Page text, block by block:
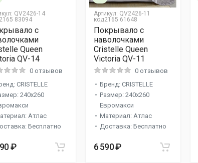
QV2426-14
83094
с
Queen
QV-14
0 отзывов
CRISTELLE
240x260
Атлас
Бесплатно
₽
Артикул: QV2426-11
код2165 61648
Покрывало с
наволочками
Cristelle Queen
Victoria QV-11
0 отзывов
Бренд: CRISTELLE
Размер: 240x260
Евромакси
Материал: Атлас
Доставка: Бесплатно
6 590 ₽